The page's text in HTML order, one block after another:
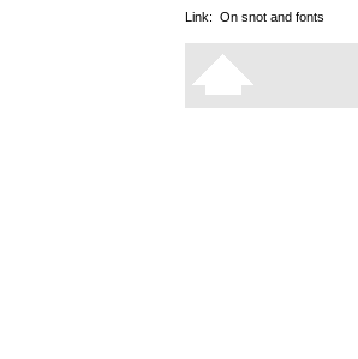
Link: On snot and fonts